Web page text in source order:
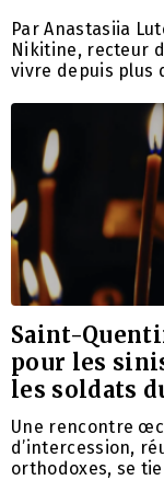
Par Anastasiia
Nikitine, recteur
vivre depuis plus
Saint-
pour les
les soldats
Une rencontre
d’intercession,
orthodoxes, se